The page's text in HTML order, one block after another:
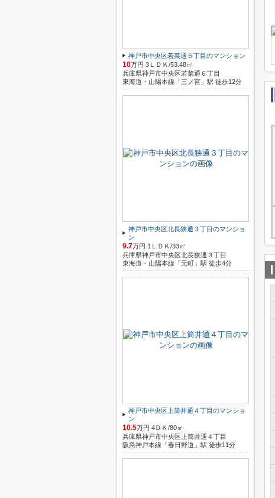
神戸市中央区若菜通６丁目のマンション
10万円 3ＬＤＫ/53.48㎡
兵庫県神戸市中央区若菜通６丁目
東海道・山陽本線「三ノ宮」駅 徒歩12分
神戸市中央区北長狭通３丁目のマンショ
ン
9.7万円 1ＬＤＫ/33㎡
兵庫県神戸市中央区北長狭通３丁目
東海道・山陽本線「元町」駅 徒歩4分
神戸市中央区上筒井通４丁目のマンショ
ン
10.5万円 4ＤＫ/80㎡
兵庫県神戸市中央区上筒井通４丁目
阪急神戸本線「春日野道」駅 徒歩11分